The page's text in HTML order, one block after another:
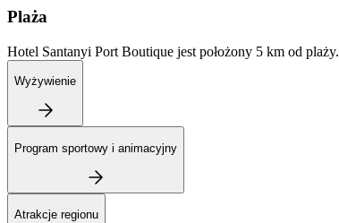
Plaża
Hotel Santanyi Port Boutique jest położony 5 km od plaży.
Wyżywienie
Program sportowy i animacyjny
Atrakcje regionu